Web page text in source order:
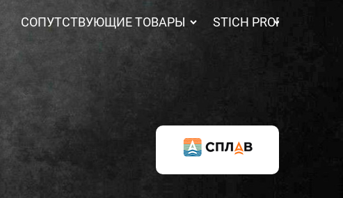
СОПУТСТВУЮЩИЕ ТОВАРЫ STICH PROFI